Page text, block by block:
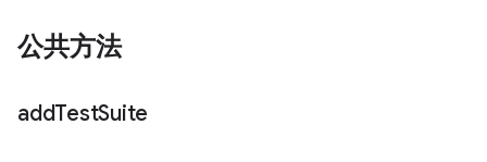
公共方法
addTestSuite